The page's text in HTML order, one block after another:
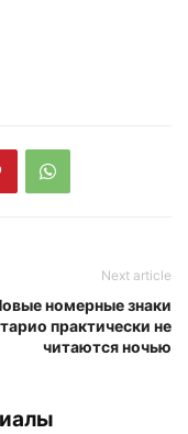
Next article
номерные знаки
практически не
читаются ночью